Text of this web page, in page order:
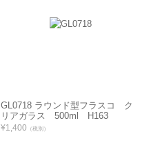
GL0718 ラウンド型フラスコ ク
リアガラス 500ml H163
¥1,400 （税別）